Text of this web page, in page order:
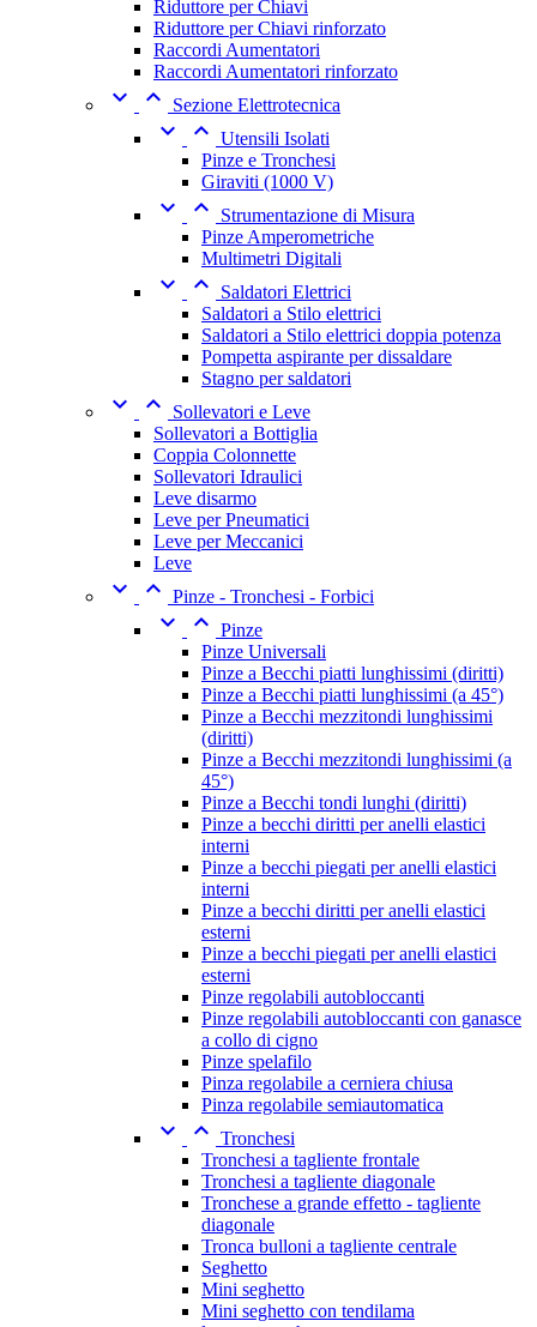
Riduttore per Chiavi
Riduttore per Chiavi rinforzato
Raccordi Aumentatori
Raccordi Aumentatori rinforzato
  Sezione Elettrotecnica
  Utensili Isolati
Pinze e Tronchesi
Giraviti (1000 V)
 
Strumentazione di Misura
Pinze Amperometriche
Multimetri Digitali
 
Saldatori Elettrici
Saldatori a Stilo elettrici
Saldatori a Stilo elettrici doppia potenza
Pompetta aspirante per dissaldare
Stagno per saldatori
 
Sollevatori e Leve
Sollevatori a Bottiglia
Coppia Colonnette
Sollevatori Idraulici
Leve disarmo
Leve per Pneumatici
Leve per Meccanici
Leve
  Pinze - Tronchesi - Forbici
  Pinze
Pinze Universali
Pinze a Becchi piatti lunghissimi (diritti)
Pinze a Becchi piatti lunghissimi (a 45°)
Pinze a Becchi mezzitondi lunghissimi
(diritti)
Pinze a Becchi mezzitondi lunghissimi (a
45°)
Pinze a Becchi tondi lunghi (diritti)
Pinze a becchi diritti per anelli elastici
interni
Pinze a becchi piegati per anelli elastici
interni
Pinze a becchi diritti per anelli elastici
esterni
Pinze a becchi piegati per anelli elastici
esterni
Pinze regolabili autobloccanti
Pinze regolabili autobloccanti con ganasce
a collo di cigno
Pinze spelafilo
Pinza regolabile a cerniera chiusa
Pinza regolabile semiautomatica
  Tronchesi
Tronchesi a tagliente frontale
Tronchesi a tagliente diagonale
Tronchese a grande effetto - tagliente
diagonale
Tronca bulloni a tagliente centrale
Seghetto
Mini seghetto
Mini seghetto con tendilama